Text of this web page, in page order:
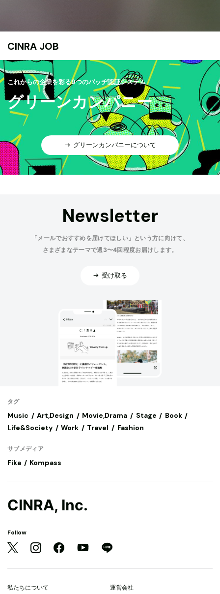
CINRA JOB
これからの企業を彩る9つのバッヂ認証システム
グリーンカンパニー
グリーンカンパニーについて
Newsletter
「メールでおすすめを届けてほしい」という方に向けて、
さまざまなテーマで週3〜4回程度お届けします。
受け取る
タグ
Music Art,Design Movie,Drama Stage
Book
Life&Society
Work Travel Fashion
サブメディア
Fika Kompass
CINRA, Inc.
Follow
私たちについて 運営会社